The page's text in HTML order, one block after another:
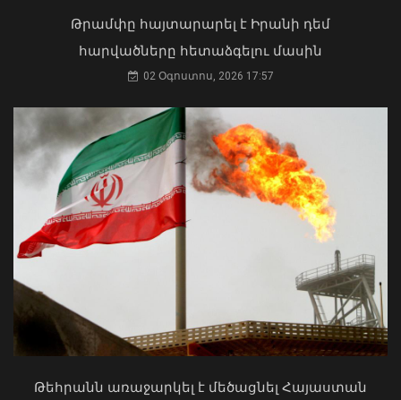
ԶՈՒ ԳՇ պետը զինծառայողների հետ
քննարկել է կարգապահության
բարձրացման խնդիրները
07 Օգոստոս, 2026 20:17
Մկրտության արարողությունից հետո
Արտաշատում 14 մարդ թունավորման
ախտանիշներով դիմել է ԲԿ. ՀՎԿԱԿ
02 Օգոստոս, 2026 15:06
Թրամփը հայտարարել է Իրանի դեմ
հարվածները հետաձգելու մասին
02 Օգոստոս, 2026 17:57
Թեհրանն առաջարկել է մեծացնել Հայաստան